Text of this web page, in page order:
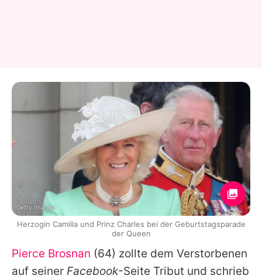
Pierce Brosnan (64) zollte dem Verstorbenen
auf seiner Facebook-Seite Tribut und schrieb
Getty Images
Herzogin Camilla und Prinz Charles bei der Geburtstagsparade
der Queen